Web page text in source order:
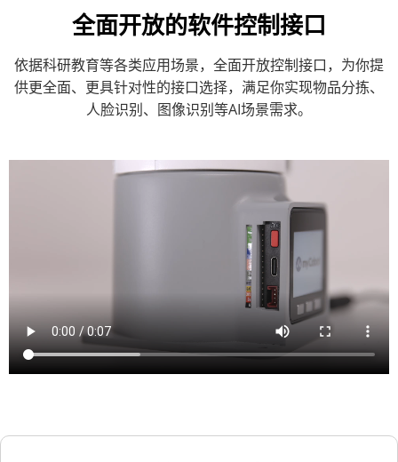
全面开放的软件控制接口
依据科研教育等各类应用场景，全面开放控制接口，为你提
供更全面、更具针对性的接口选择，满足你实现物品分拣、
人脸识别、图像识别等AI场景需求。